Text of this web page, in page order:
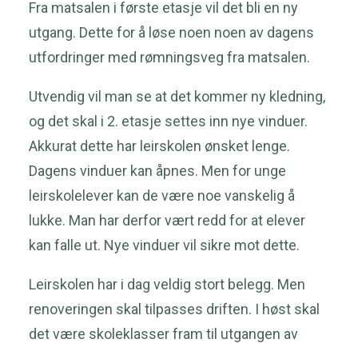
Fra matsalen i første etasje vil det bli en ny
utgang. Dette for å løse noen noen av dagens
utfordringer med rømningsveg fra matsalen.
Utvendig vil man se at det kommer ny kledning,
og det skal i 2. etasje settes inn nye vinduer.
Akkurat dette har leirskolen ønsket lenge.
Dagens vinduer kan åpnes. Men for unge
leirskolelever kan de være noe vanskelig å
lukke. Man har derfor vært redd for at elever
kan falle ut. Nye vinduer vil sikre mot dette.
Leirskolen har i dag veldig stort belegg. Men
renoveringen skal tilpasses driften. I høst skal
det være skoleklasser fram til utgangen av